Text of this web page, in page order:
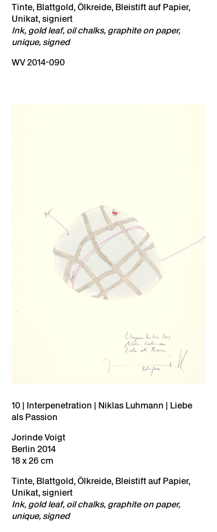
Tinte, Blattgold, Ölkreide, Bleistift auf Papier,
Unikat, signiert
Ink, gold leaf, oil chalks, graphite on paper,
unique, signed
WV 2014-090
10 | Interpenetration | Niklas Luhmann | Liebe
als Passion
Jorinde Voigt
Berlin 2014
18 x 26 cm
Tinte, Blattgold, Ölkreide, Bleistift auf Papier,
Unikat, signiert
Ink, gold leaf, oil chalks, graphite on paper,
unique, signed